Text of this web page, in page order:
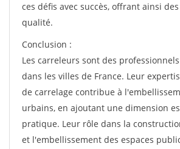
ces défis avec succès, offrant ainsi
qualité.
Conclusion :
Les carreleurs sont des
dans les villes de France. Leur
de carrelage contribue à
urbains, en ajoutant une dimension
pratique. Leur rôle dans la
et l'embellissement des espaces